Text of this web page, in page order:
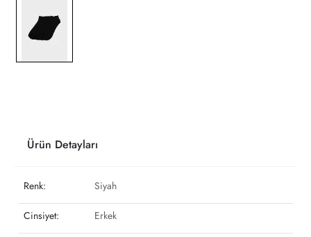
Ürün Detayları
Renk: Siyah
Cinsiyet: Erkek